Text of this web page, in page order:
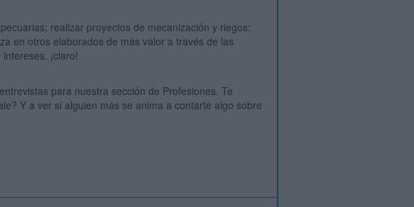
realizar proyectos de mecanización y riegos;
en otros elaborados de más valor a través de las
¡claro!
para nuestra sección de Profesiones. Te
Y a ver si alguien más se anima a contarte algo sobre